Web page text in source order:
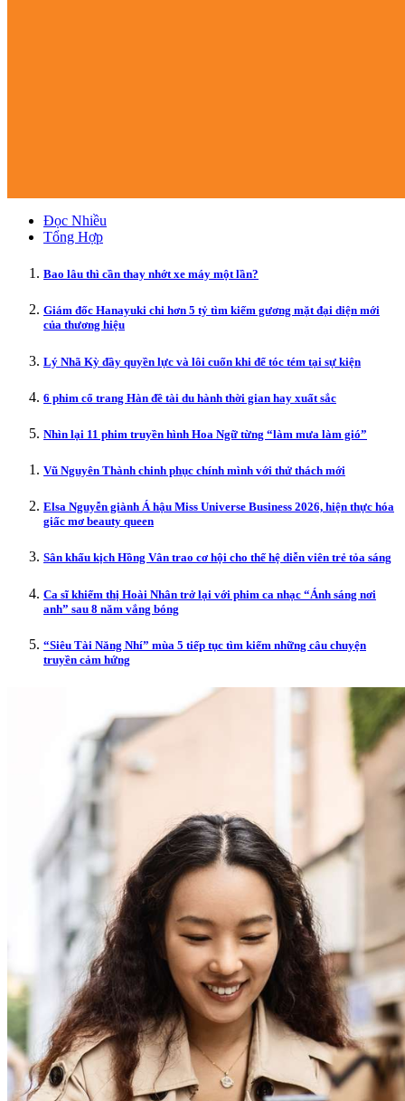
Đọc Nhiều
Tổng Hợp
Bao lâu thì cần thay nhớt xe máy một lần?
Giám đốc Hanayuki chi hơn 5 tỷ tìm kiếm gương mặt đại diện mới
của thương hiệu
Lý Nhã Kỳ đầy quyền lực và lôi cuốn khi để tóc tém tại sự kiện
6 phim cổ trang Hàn đề tài du hành thời gian hay xuất sắc
Nhìn lại 11 phim truyền hình Hoa Ngữ từng “làm mưa làm gió”
Vũ Nguyên Thành chinh phục chính mình với thử thách mới
Elsa Nguyễn giành Á hậu Miss Universe Business 2026, hiện thực hóa
giấc mơ beauty queen
Sân khấu kịch Hồng Vân trao cơ hội cho thế hệ diễn viên trẻ tỏa sáng
Ca sĩ khiếm thị Hoài Nhân trở lại với phim ca nhạc “Ánh sáng nơi
anh” sau 8 năm vắng bóng
“Siêu Tài Năng Nhí” mùa 5 tiếp tục tìm kiếm những câu chuyện
truyền cảm hứng